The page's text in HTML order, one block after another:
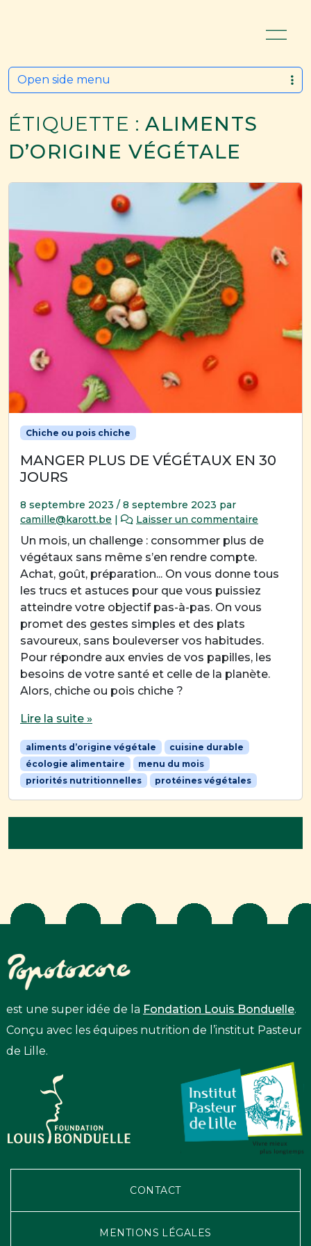
ÉTIQUETTE :ALIMENTS
D’ORIGINE VÉGÉTALE
Chiche ou pois chiche
MANGER PLUS DE VÉGÉTAUX EN 30
JOURS
8 septembre 2023 / 8 septembre 2023 par
camille@karott.be | Laisser un commentaire
Un mois, un challenge : consommer plus de
végétaux sans même s’en rendre compte.
Achat, goût, préparation... On vous donne tous
les trucs et astuces pour que vous puissiez
atteindre votre objectif pas-à-pas. On vous
promet des gestes simples et des plats
savoureux, sans bouleverser vos habitudes.
Pour répondre aux envies de vos papilles, les
besoins de votre santé et celle de la planète.
Alors, chiche ou pois chiche ?
Lire la suite »
aliments d’origine végétale
cuisine durable
écologie alimentaire
menu du mois
priorités nutritionnelles
protéines végétales
Open side menu
est une super idée de la Fondation Louis Bonduelle.
Conçu avec les équipes nutrition de l’institut Pasteur
de Lille.
CONTACT
MENTIONS LÉGALES